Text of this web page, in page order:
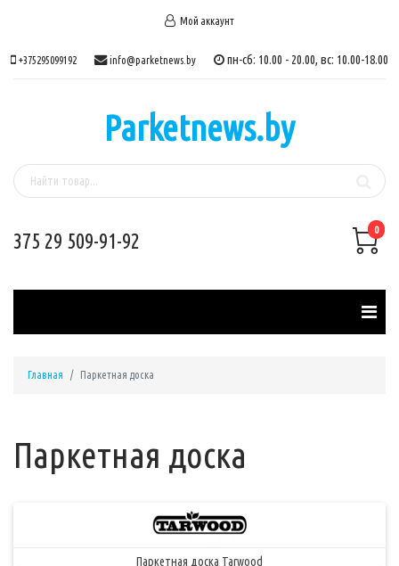
Мой аккаунт
+375295099192 info@parketnews.by пн-сб: 10.00 - 20.00, вс: 10.00-18.00
Parketnews.by
375 29 509-91-92 0
Главная Паркетная доска
Паркетная доска
Паркетная доска Tarwood